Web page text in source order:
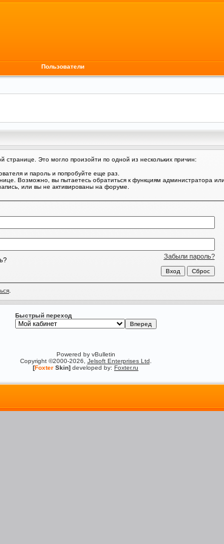
Пользователи
Это могло произойти по одной из нескольких причин:
и пароль и попробуйте еще раз.
Возможно, вы пытаетесь обратиться к функциям администратора
или вы не активированы на форуме.
Забыли пароль?
Быстрый переход
Powered by vBulletin
Copyright ©2000-2026, Jelsoft Enterprises Ltd
[Foxter Skin] developed by: Foxter.ru